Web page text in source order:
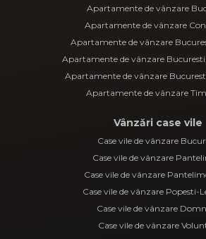
Apartamente de vânzare
Apartamente de vânzare
Apartamente de vânzare
Apartamente de vânzare
Apartamente de vânzare
Apartamente de vânzare
Vânzări case vile
Case vile de vânzare
Case vile de vânzare
Case vile de vânzare
Case vile de vânzare Popesti-
Case vile de vânzare
Case vile de vânzare